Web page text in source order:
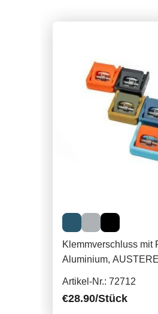
Klemmverschluss mit
Aluminium,
Artikel-Nr.: 72712
€28.90/Stück